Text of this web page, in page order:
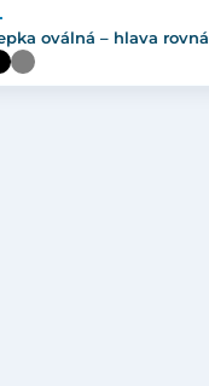
oválná – hlava rovná